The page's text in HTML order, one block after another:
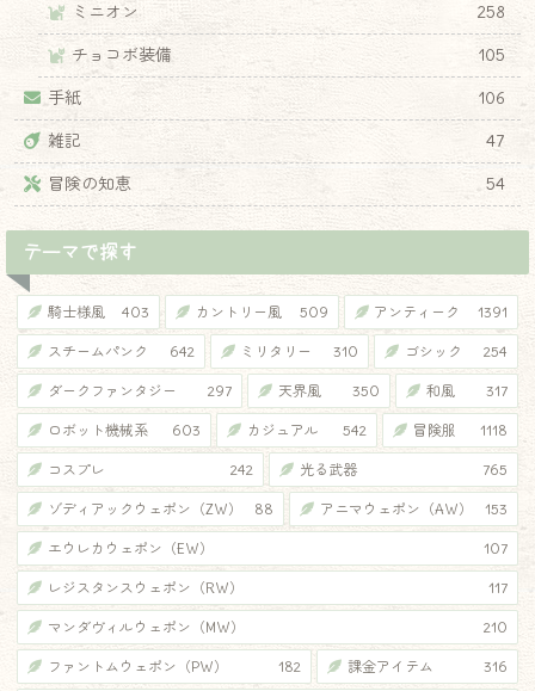
ミニオン
258
チョコボ装備
105
手紙
106
雑記
47
冒険の知恵
54
テーマで探す
騎士様風 403 カントリー風 509 アンティーク 1391
スチームパンク 642 ミリタリー 310 ゴシック 254
ダークファンタジー 297 天界風 350 和風 317
ロボット機械系 603 カジュアル 542 冒険服 1118
コスプレ 242 光る武器 765
ゾディアックウェポン（ZW） 88 アニマウェポン（AW） 153
エウレカウェポン（EW） 107
レジスタンスウェポン（RW） 117
マンダヴィルウェポン（MW） 210
ファントムウェポン（PW） 182 課金アイテム 316